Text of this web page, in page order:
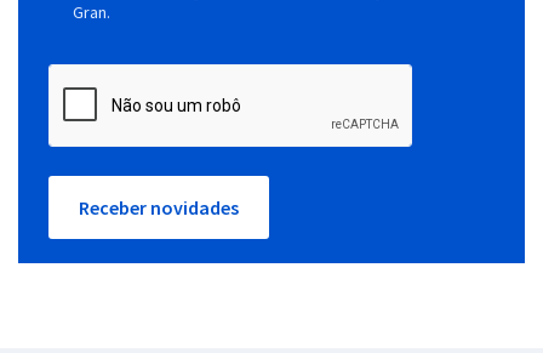
Gran.
Receber novidades